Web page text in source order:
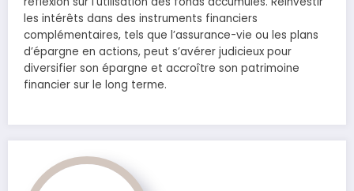
les intérêts dans des instruments financiers
complémentaires, tels que l’assurance-vie ou les plans
d’épargne en actions, peut s’avérer judicieux pour
diversifier son épargne et accroître son patrimoine
financier sur le long terme.